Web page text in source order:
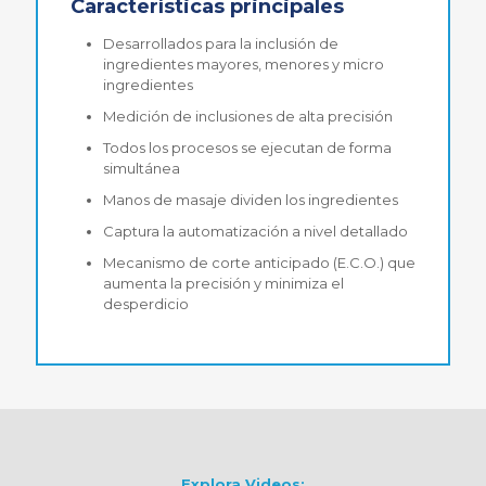
Características principales
Desarrollados para la inclusión de
ingredientes mayores, menores y micro
ingredientes
Medición de inclusiones de alta precisión
Todos los procesos se ejecutan de forma
simultánea
Manos de masaje dividen los ingredientes
Captura la automatización a nivel detallado
Mecanismo de corte anticipado (E.C.O.) que
aumenta la precisión y minimiza el
desperdicio